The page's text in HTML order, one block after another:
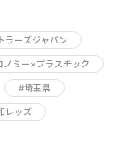
ラーズジャパン
ノミー×プラスチック
#埼玉県
レッズ